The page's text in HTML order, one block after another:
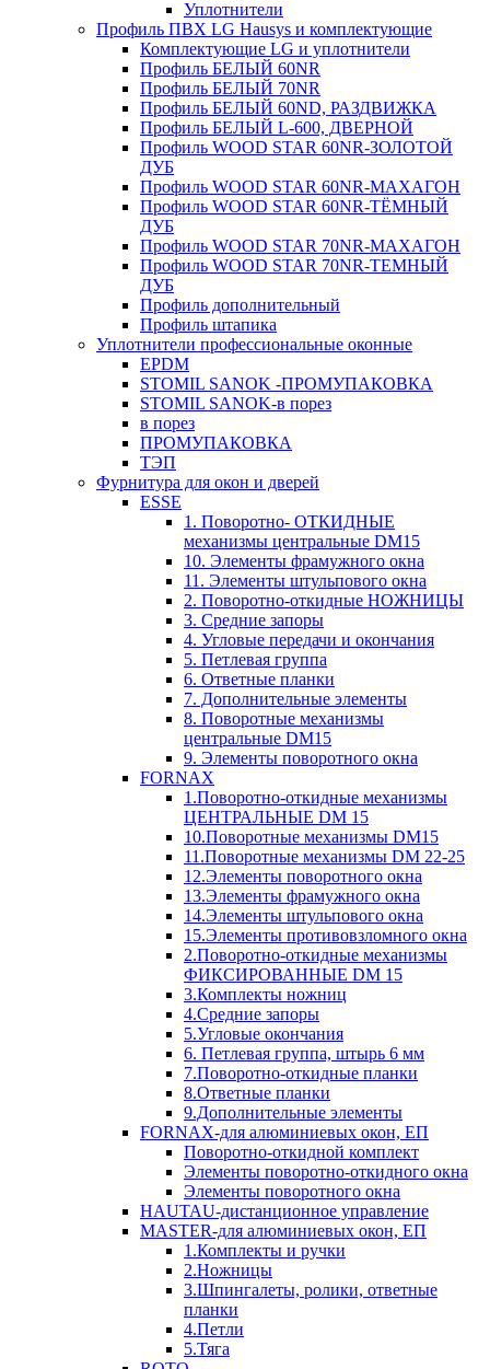
Уплотнители
Профиль ПВХ LG Hausys и комплектующие
Комплектующие LG и уплотнители
Профиль БЕЛЫЙ 60NR
Профиль БЕЛЫЙ 70NR
Профиль БЕЛЫЙ 60ND, РАЗДВИЖКА
Профиль БЕЛЫЙ L-600, ДВЕРНОЙ
Профиль WOOD STAR 60NR-ЗОЛОТОЙ
ДУБ
Профиль WOOD STAR 60NR-МАХАГОН
Профиль WOOD STAR 60NR-ТЁМНЫЙ
ДУБ
Профиль WOOD STAR 70NR-МАХАГОН
Профиль WOOD STAR 70NR-ТЕМНЫЙ
ДУБ
Профиль дополнительный
Профиль штапика
Уплотнители профессиональные оконные
EPDM
STOMIL SANOK -ПРОМУПАКОВКА
STOMIL SANOK-в порез
в порез
ПРОМУПАКОВКА
ТЭП
Фурнитура для окон и дверей
ESSE
1. Поворотно- ОТКИДНЫЕ
механизмы центральные DM15
10. Элементы фрамужного окна
11. Элементы штульпового окна
2. Поворотно-откидные НОЖНИЦЫ
3. Средние запоры
4. Угловые передачи и окончания
5. Петлевая группа
6. Ответные планки
7. Дополнительные элементы
8. Поворотные механизмы
центральные DM15
9. Элементы поворотного окна
FORNAX
1.Поворотно-откидные механизмы
ЦЕНТРАЛЬНЫЕ DM 15
10.Поворотные механизмы DM15
11.Поворотные механизмы DM 22-25
12.Элементы поворотного окна
13.Элементы фрамужного окна
14.Элементы штульпового окна
15.Элементы противовзломного окна
2.Поворотно-откидные механизмы
ФИКСИРОВАННЫЕ DM 15
3.Комплекты ножниц
4.Средние запоры
5.Угловые окончания
6. Петлевая группа, штырь 6 мм
7.Поворотно-откидные планки
8.Ответные планки
9.Дополнительные элементы
FORNAX-для алюминиевых окон, ЕП
Поворотно-откидной комплект
Элементы поворотно-откидного окна
Элементы поворотного окна
HAUTAU-дистанционное управление
MASTER-для алюминиевых окон, ЕП
1.Комплекты и ручки
2.Ножницы
3.Шпингалеты, ролики, ответные
планки
4.Петли
5.Тяга